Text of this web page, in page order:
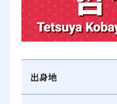
出身地